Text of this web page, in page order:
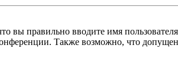
вы правильно вводите имя
Также возможно, что